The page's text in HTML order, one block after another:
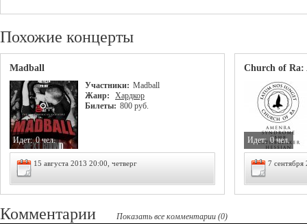
Похожие концерты
Madball
Участники: Madball
Жанр:
Хардкор
Билеты: 800 руб.
Идет: 0 чел.
15 августа 2013 20:00, четверг
Church of Ra:
Идет: 0 чел.
7 сентября
Комментарии
Показать все комментарии (0)